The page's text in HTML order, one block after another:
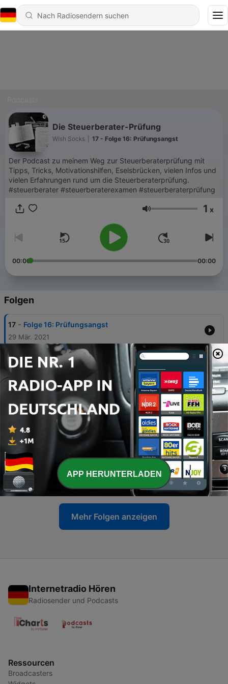
Die Steuerberater-Prüfung
Wish Socks 17 - Folge 16: Prüfungsangst
Der Podcast zu meinem Weg zur Steuerberaterprüfung mit
Tipps, Tricks, Motivationshilfen, Eselsbrücken, vielen Infos und
vielen Erfahrungen rund um die Steuerberaterprüfung.
#steuerberater #steuerberaterexamen #steuerberaterprüfung
Lautstärke 1 x
00:00 00:00
Folgen
17 - Folge 16: Prüfungsangst
29 Mär. 2021
16 - Folge 15: Klausuren trainieren
02 Feb. 2021
15 - Folge 14: Der Ablauf der mündlichen
Steuerberaterprüfung
22 Jan. 2021
14 - Folge 13: Streit in der Partnerschaft wegen der
Steuerberaterprüfung
13 - Folge 12: Motivation, wo bist du?
05 Jan. 2021
Mehr Folgen anzeigen
Internetradio Hören
Radiosender und Podcasts
Ressourcen
Broadcasters
APP HERUNTERLADEN